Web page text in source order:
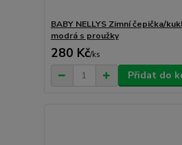
BABY NELLYS Zimní čepička/
modrá s proužky
280 Kč/ks
Přidat do